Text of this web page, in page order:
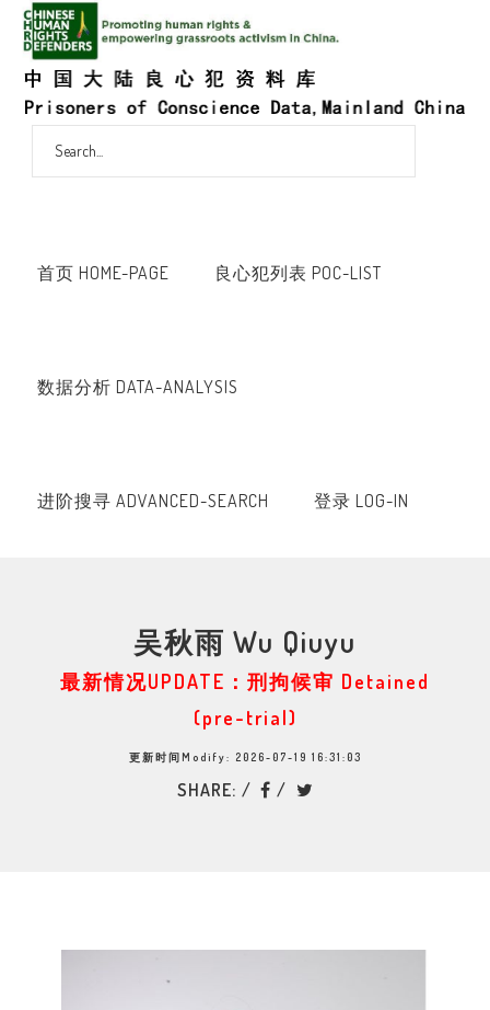
首页 HOME-PAGE 良心犯列表 POC-LIST
数据分析 DATA-ANALYSIS
进阶搜寻 ADVANCED-SEARCH 登录 LOG-IN
吴秋雨 Wu Qiuyu
最新情况UPDATE：刑拘候审 Detained
(pre-trial)
更新时间Modify: 2026-07-19 16:31:03
SHARE: